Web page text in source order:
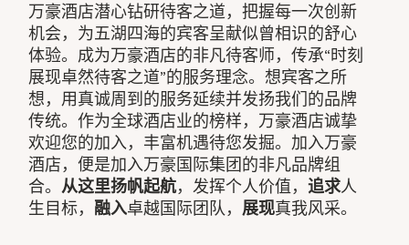
万豪酒店潜心钻研待客之道，把握每一次创新
机会，为五湖四海的宾客呈献似曾相识的舒心
体验。成为万豪酒店的非凡待客师，传承“时刻
展现卓然待客之道”的服务理念。想宾客之所
想，用真诚周到的服务延续并发扬我们的品牌
传统。作为全球酒店业的榜样，万豪酒店诚挚
欢迎您的加入，丰富机遇待您发掘。加入万豪
酒店，便是加入万豪国际集团的非凡品牌组
合。从这里扬帆起航，发挥个人价值，追求人
生目标， 融入卓越国际团队， 展现真我风采。